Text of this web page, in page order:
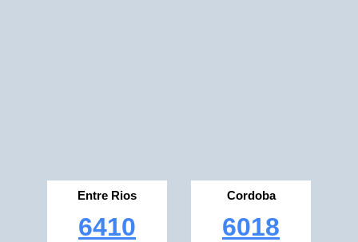
Entre Rios
6410
Cordoba
6018